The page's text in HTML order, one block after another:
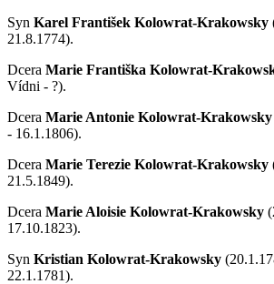
Syn Karel František Kolowrat-Krakowsky
21.8.1774).
Dcera Marie Františka Kolowrat-
Vídni - ?).
Dcera Marie Antonie Kolowrat-Krakowsky
- 16.1.1806).
Dcera Marie Terezie Kolowrat-Krakowsky
21.5.1849).
Dcera Marie Aloisie Kolowrat-Krakowsky
17.10.1823).
Syn Kristian Kolowrat-Krakowsky
22.1.1781).